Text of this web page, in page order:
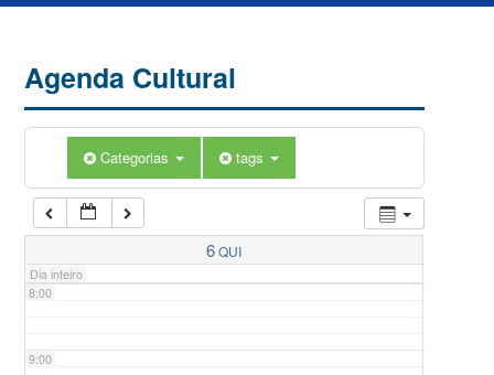
Agenda Cultural
Categorias tags
6QUI
Dia inteiro
5:00
7:00
8:00
9:00